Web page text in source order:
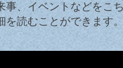
、イベントなどをこ
読むことができます。